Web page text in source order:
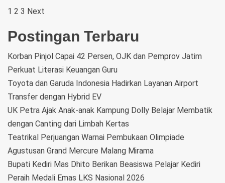
1 2 3 Next
Postingan Terbaru
Korban Pinjol Capai 42 Persen, OJK dan Pemprov Jatim
Perkuat Literasi Keuangan Guru
Toyota dan Garuda Indonesia Hadirkan Layanan Airport
Transfer dengan Hybrid EV
UK Petra Ajak Anak-anak Kampung Dolly Belajar Membatik
dengan Canting dari Limbah Kertas
Teatrikal Perjuangan Warnai Pembukaan Olimpiade
Agustusan Grand Mercure Malang Mirama
Bupati Kediri Mas Dhito Berikan Beasiswa Pelajar Kediri
Peraih Medali Emas LKS Nasional 2026